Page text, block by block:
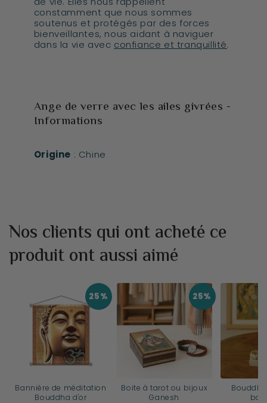
constamment que nous sommes
soutenus et protégés par des forces
bienveillantes, nous aidant à naviguer
dans la vie avec confiance et tranquillité.
Ange de verre avec les ailes givrées -
Informations
Origine : Chine
Nos clients qui ont acheté ce
produit ont aussi aimé
25%
Bannière de méditation
Bouddha d'or
25%
Boite à tarot ou bijoux
Ganesh